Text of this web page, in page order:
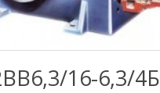
16-6,3/4Б